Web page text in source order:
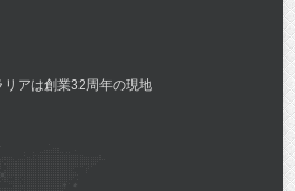
アは創業32周年の現地